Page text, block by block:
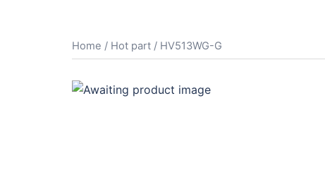
Home / Hot part / HV513WG-G